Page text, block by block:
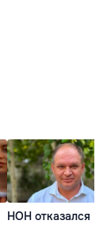
НОН отказался